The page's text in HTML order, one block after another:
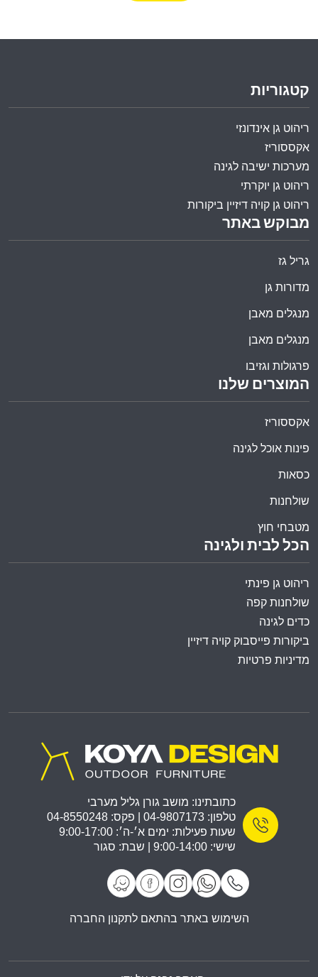
הכל לבית ולגינה
ריהוט גן פינתי
שולחנות קפה
כדים לגינה
ביקורות פייסבוק קויה דיזיין
מדיניות פרטיות
המוצרים שלנו
אקססוריז
פינות אוכל לגינה
כסאות
שולחנות
מטבחי חוץ
מבוקש באתר
גריל גז
מדורות גן
מנגלים מאבן
מנגלים מאבן
פרגולות וגזיבו
קטגוריות
ריהוט גן אינדונזי
אקססוריז
מערכות ישיבה לגינה
ריהוט גן יוקרתי
ריהוט גן קויה דיזיין ביקורות
כתובתינו: מושב גורן גליל מערבי
טלפון: 04-9807173 | פקס: 04-8550248
שעות פעילות: ימים א׳-ה׳: 9:00-17:00
שישי: 9:00-14:00 | שבת: סגור
השימוש באתר בהתאם לתקנון החברה